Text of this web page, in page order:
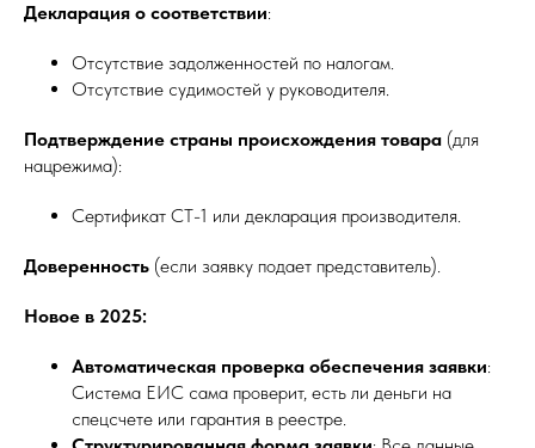
Декларация о соответствии:
Отсутствие задолженностей по налогам.
Отсутствие судимостей у руководителя.
Подтверждение страны происхождения товара (для
нацрежима):
Сертификат СТ-1 или декларация производителя.
Доверенность (если заявку подает представитель).
Новое в 2025:
Автоматическая проверка обеспечения заявки:
Система ЕИС сама проверит, есть ли деньги на
спецсчете или гарантия в реестре.